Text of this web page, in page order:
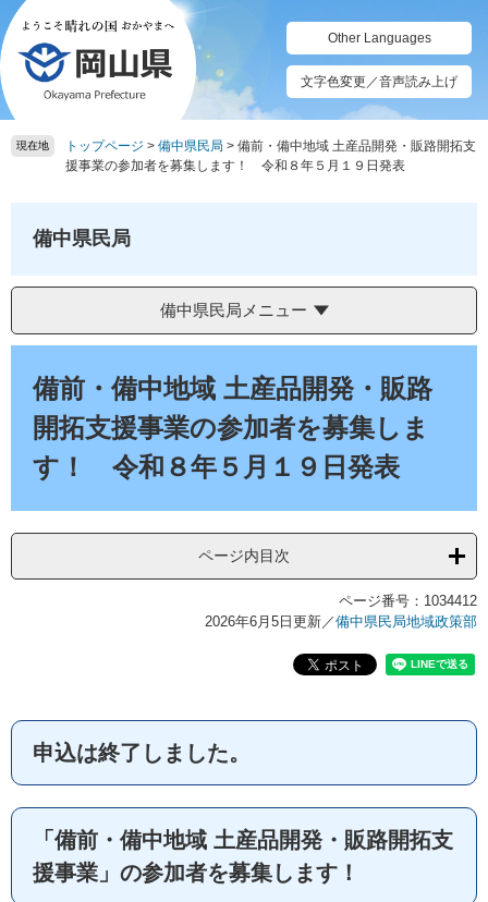
ペ
ー
ジ
の
先
頭
メ
ニ
ュ
ー
を
飛
Other Languages
文字色変更／音声読み上げ
現在地 トップページ > 備中県民局 > 備前・備中地域 土産品開発・販路開拓支
援事業の参加者を募集します！ 令和８年５月１９日発表
備中県民局
備中県民局メニュー
備前・備中地域 土産品開発・販路
開拓支援事業の参加者を募集しま
す！ 令和８年５月１９日発表
ページ内目次
ページ番号：1034412
2026年6月5日更新／備中県民局地域政策部
申込は終了しました。
「備前・備中地域 土産品開発・販路開拓支
援事業」の参加者を募集します！